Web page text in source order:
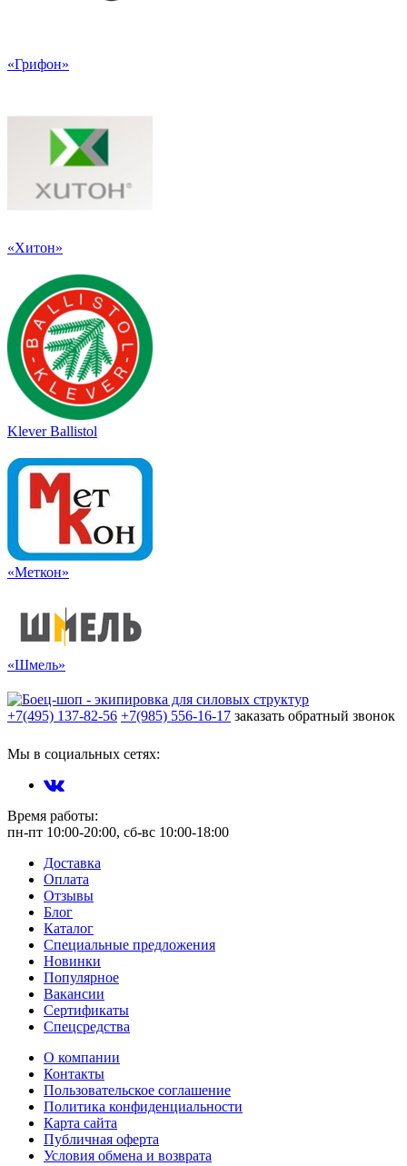
«Грифон»
«Хитон»
Klever Ballistol
«Меткон»
«Шмель»
+7(495) 137-82-56 +7(985) 556-16-17 заказать обратный звонок
Мы в социальных сетях:
Время работы:
пн-пт 10:00-20:00, сб-вс 10:00-18:00
Доставка
Оплата
Отзывы
Блог
Каталог
Специальные предложения
Новинки
Популярное
Вакансии
Сертификаты
Спецсредства
О компании
Контакты
Пользовательское соглашение
Политика конфиденциальности
Карта сайта
Публичная оферта
Условия обмена и возврата